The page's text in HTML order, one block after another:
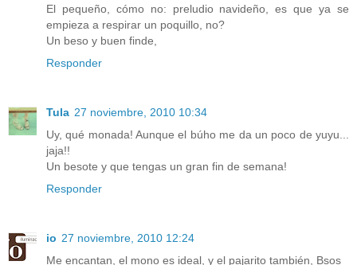
El pequeño, cómo no: preludio navideño, es que ya se
empieza a respirar un poquillo, no?
Un beso y buen finde,
Responder
Tula 27 noviembre, 2010 10:34
Uy, qué monada! Aunque el búho me da un poco de yuyu...
jaja!!
Un besote y que tengas un gran fin de semana!
Responder
io 27 noviembre, 2010 12:24
Me encantan, el mono es ideal, y el pajarito también, Bsos